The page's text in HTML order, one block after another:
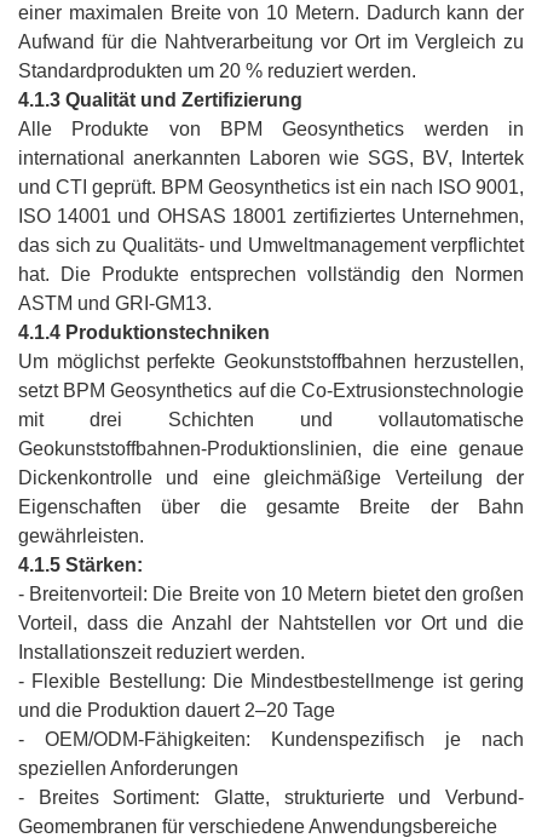
einer maximalen Breite von 10 Metern. Dadurch kann der
Aufwand für die Nahtverarbeitung vor Ort im Vergleich zu
Standardprodukten um 20 % reduziert werden.
4.1.3 Qualität und Zertifizierung
Alle Produkte von BPM Geosynthetics werden in
international anerkannten Laboren wie SGS, BV, Intertek
und CTI geprüft. BPM Geosynthetics ist ein nach ISO 9001,
ISO 14001 und OHSAS 18001 zertifiziertes Unternehmen,
das sich zu Qualitäts- und Umweltmanagement verpflichtet
hat. Die Produkte entsprechen vollständig den Normen
ASTM und GRI-GM13.
4.1.4 Produktionstechniken
Um möglichst perfekte Geokunststoffbahnen herzustellen,
setzt BPM Geosynthetics auf die Co-Extrusionstechnologie
mit drei Schichten und vollautomatische
Geokunststoffbahnen-Produktionslinien, die eine genaue
Dickenkontrolle und eine gleichmäßige Verteilung der
Eigenschaften über die gesamte Breite der Bahn
gewährleisten.
4.1.5 Stärken:
- Breitenvorteil: Die Breite von 10 Metern bietet den großen
Vorteil, dass die Anzahl der Nahtstellen vor Ort und die
Installationszeit reduziert werden.
- Flexible Bestellung: Die Mindestbestellmenge ist gering
und die Produktion dauert 2–20 Tage
- OEM/ODM-Fähigkeiten: Kundenspezifisch je nach
speziellen Anforderungen
- Breites Sortiment: Glatte, strukturierte und Verbund-
Geomembranen für verschiedene Anwendungsbereiche